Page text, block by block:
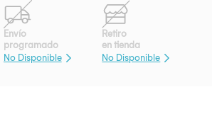
Envío
programado
No Disponible
Retiro
en tienda
No Disponible